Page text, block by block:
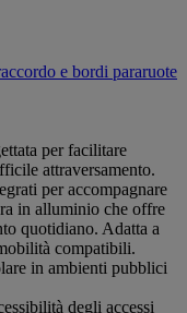
e bordi pararuote
per facilitare
attraversamento.
per accompagnare
in alluminio che offre
quotidiano. Adatta a
compatibili.
in ambienti pubblici
degli accessi